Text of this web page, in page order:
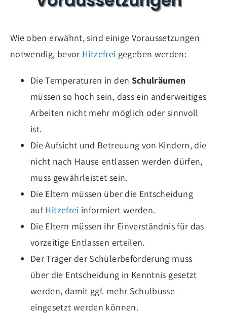
Wie oben erwähnt, sind einige Voraussetzungen
notwendig, bevor Hitzefrei gegeben werden:
Die Temperaturen in den Schulräumen
müssen so hoch sein, dass ein anderweitiges
Arbeiten nicht mehr möglich oder sinnvoll
ist.
Die Aufsicht und Betreuung von Kindern, die
nicht nach Hause entlassen werden dürfen,
muss gewährleistet sein.
Die Eltern müssen über die Entscheidung
aufHitzefrei informiert werden.
Die Eltern müssen ihr Einverständnis für das
vorzeitige Entlassen erteilen.
Der Träger der Schülerbeförderung muss
über die Entscheidung in Kenntnis gesetzt
werden, damit ggf. mehr Schulbusse
eingesetzt werden können.